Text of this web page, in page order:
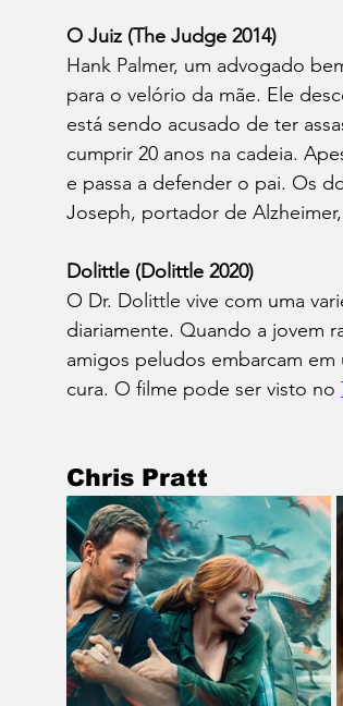
O Juiz (The Judge 2014)
Hank Palmer, um advogado
para o velório da mãe. Ele
está sendo acusado de ter
cumprir 20 anos na cadeia.
e passa a defender o pai. Os
Joseph, portador de
Dolittle (Dolittle 2020)
O Dr. Dolittle vive com uma
diariamente. Quando a jovem
amigos peludos embarcam
cura. O filme pode ser visto no
Chris Pratt